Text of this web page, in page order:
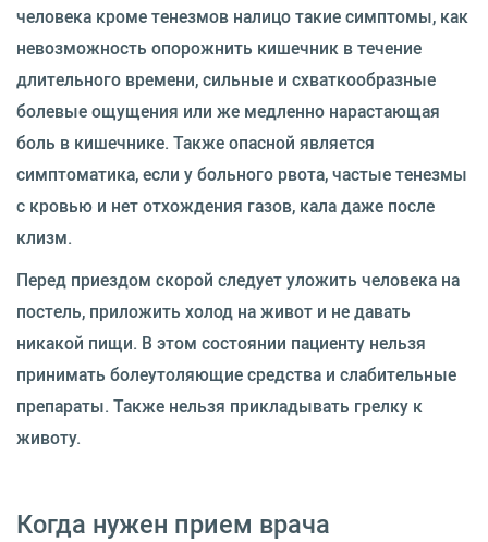
человека кроме тенезмов налицо такие симптомы, как
невозможность опорожнить кишечник в течение
длительного времени, сильные и схваткообразные
болевые ощущения или же медленно нарастающая
боль в кишечнике. Также опасной является
симптоматика, если у больного рвота, частые тенезмы
с кровью и нет отхождения газов, кала даже после
клизм.
Перед приездом скорой следует уложить человека на
постель, приложить холод на живот и не давать
никакой пищи. В этом состоянии пациенту нельзя
принимать болеутоляющие средства и слабительные
препараты. Также нельзя прикладывать грелку к
животу.
Когда нужен прием врача